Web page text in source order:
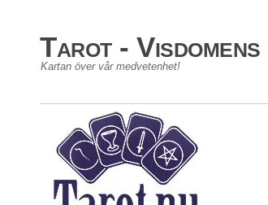
Tarot - Visdomens
Kartan över vår medvetenhet!